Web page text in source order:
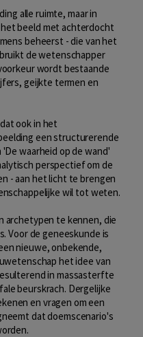
alle ruimte, maar in
beeld met achterdocht
beheerst - die van het
de wetenschapper
wordt bestaande
geijkte termen en
ook in het
een structurerende
waarheid op de wand'
perspectief om de
- aan het licht te brengen
wil tot weten.
archetypen te kennen, die
Voor de geneeskunde is
nieuwe, onbekende,
het idee van
in massasterfte
beurskrach. Dergelijke
en vragen om een
dat doemscenario's